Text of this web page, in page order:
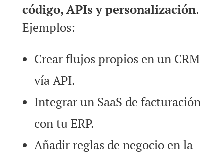
código, APIs y personalización.
Ejemplos:
Crear flujos propios en un CRM
vía API.
Integrar un SaaS de facturación
con tu ERP.
Añadir reglas de negocio en la